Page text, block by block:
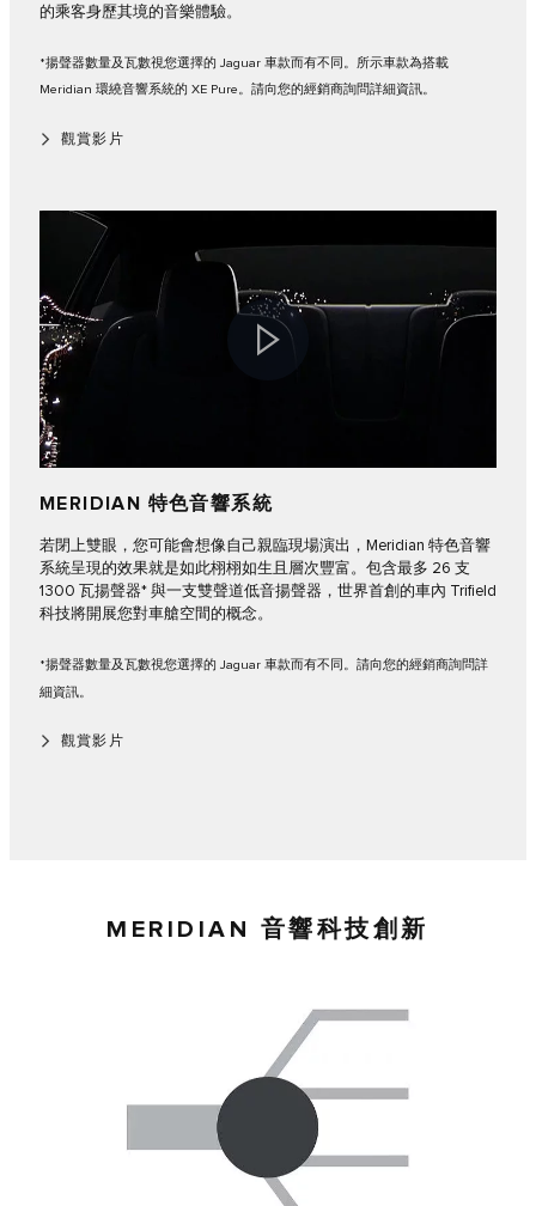
的乘客身歷其境的音樂體驗。
*揚聲器數量及瓦數視您選擇的 Jaguar 車款而有不同。所示車款為搭載
Meridian 環繞音響系統的 XE Pure。請向您的經銷商詢問詳細資訊。
觀賞影片
MERIDIAN 特色音響系統
若閉上雙眼，您可能會想像自己親臨現場演出，Meridian 特色音響
系統呈現的效果就是如此栩栩如生且層次豐富。包含最多 26 支
1300 瓦揚聲器* 與一支雙聲道低音揚聲器，世界首創的車內 Trifield
科技將開展您對車艙空間的概念。
*揚聲器數量及瓦數視您選擇的 Jaguar 車款而有不同。請向您的經銷商詢問詳
細資訊。
觀賞影片
MERIDIAN 音響科技創新